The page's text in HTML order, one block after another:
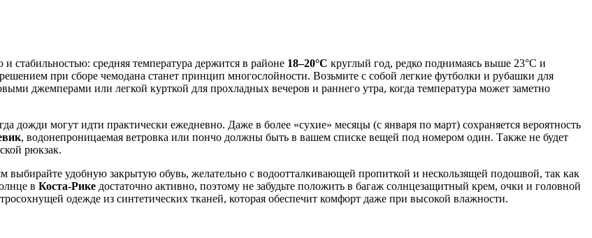
стабильностью: средняя температура держится в районе 18–20°C круглый год, редко поднимаясь выше 23°C и
при сборе чемодана станет принцип многослойности. Возьмите с собой легкие футболки и рубашки для
джемперами или легкой курткой для прохладных вечеров и раннего утра, когда температура может заметно
дожди могут идти практически ежедневно. Даже в более «сухие» месяцы (с января по март) сохраняется вероятность
, водонепроницаемая ветровка или пончо должны быть в вашем списке вещей под номером один. Также не будет
рюкзак.
удобную закрытую обувь, желательно с водоотталкивающей пропиткой и нескользящей подошвой, так как
в Коста-Рике достаточно активно, поэтому не забудьте положить в багаж солнцезащитный крем, очки и головной
одежде из синтетических тканей, которая обеспечит комфорт даже при высокой влажности.